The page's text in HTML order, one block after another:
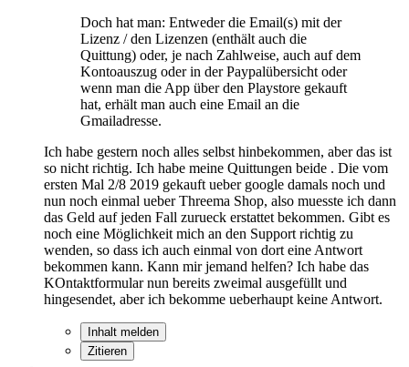
Doch hat man: Entweder die Email(s) mit der
Lizenz / den Lizenzen (enthält auch die
Quittung) oder, je nach Zahlweise, auch auf dem
Kontoauszug oder in der Paypalübersicht oder
wenn man die App über den Playstore gekauft
hat, erhält man auch eine Email an die
Gmailadresse.
Ich habe gestern noch alles selbst hinbekommen, aber das ist
so nicht richtig. Ich habe meine Quittungen beide . Die vom
ersten Mal 2/8 2019 gekauft ueber google damals noch und
nun noch einmal ueber Threema Shop, also muesste ich dann
das Geld auf jeden Fall zurueck erstattet bekommen. Gibt es
noch eine Möglichkeit mich an den Support richtig zu
wenden, so dass ich auch einmal von dort eine Antwort
bekommen kann. Kann mir jemand helfen? Ich habe das
KOntaktformular nun bereits zweimal ausgefüllt und
hingesendet, aber ich bekomme ueberhaupt keine Antwort.
Inhalt melden
Zitieren